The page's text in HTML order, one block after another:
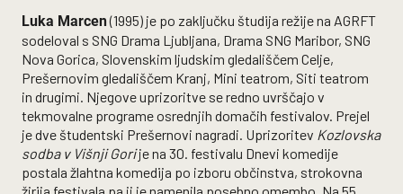
Luka Marcen(1995) je po zaključku študija režije na AGRFT
sodeloval s SNG Drama Ljubljana, Drama SNG Maribor, SNG
Nova Gorica, Slovenskim ljudskim gledališčem Celje,
Prešernovim gledališčem Kranj, Mini teatrom, Siti teatrom
in drugimi. Njegove uprizoritve se redno uvrščajo v
tekmovalne programe osrednjih domačih festivalov. Prejel
je dve študentski Prešernovi nagradi. Uprizoritev Kozlovska
sodba v Višnji Gorije na 30. festivalu Dnevi komedije
postala žlahtna komedija po izboru občinstva, strokovna